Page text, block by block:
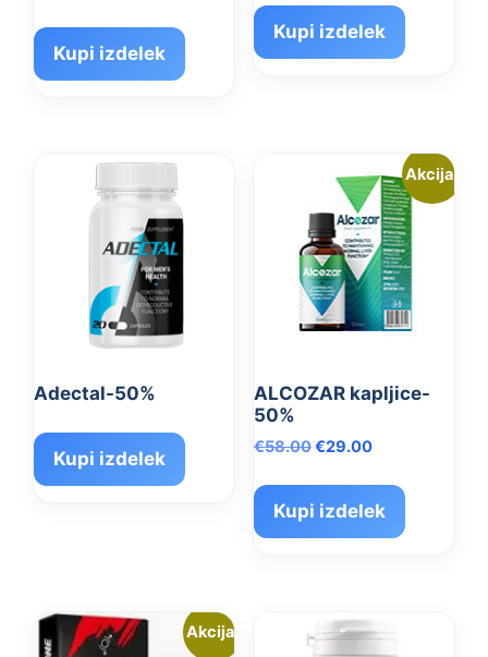
je
bila:
€58.00.
je:
€29.00.
Kupi izdelek
je
bila:
€110.00.
je:
€55.00.
Kupi izdelek
Adectal-50%
Kupi izdelek
Akcija!
ALCOZAR kapljice-
50%
€58.00Izvirna
je
bila:
€58.00.
€29.00Trenutna
je:
€29.00.
Kupi izdelek
Akcija!